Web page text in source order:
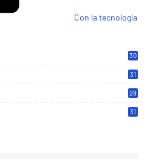
Con la tecnología
30
31
29
31